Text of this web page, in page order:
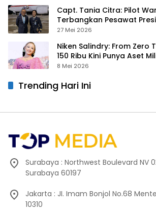
Capt. Tania Citra: Pilot
Terbangkan Pesawat
Prancis
27 Mei 2026
Niken Salindry: From Zero
150 Ribu Kini Punya Aset
8 Mei 2026
Trending Hari Ini
Surabaya : Northwest Boulevard NV
Surabaya 60197
Jakarta : JI. Imam Bonjol No.68
10310